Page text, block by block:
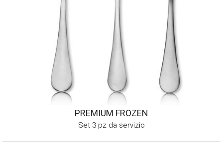
PREMIUM FROZEN
Set 3 pz da servizio